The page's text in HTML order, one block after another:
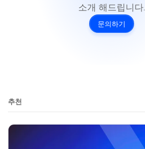
소개 해드립니다.
문의하기
추천